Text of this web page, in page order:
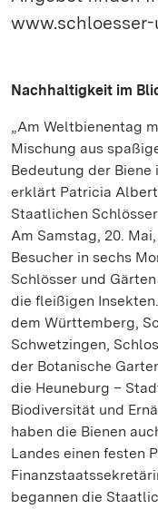
Nachhaltigkeit im
„Am Weltbienentag
Mischung aus
Bedeutung der Biene
erklärt Patricia
Staatlichen
Am Samstag, 20.
Besucher in sechs
Schlösser und
die fleißigen
dem Württemberg,
Schwetzingen,
der Botanische
die Heuneburg –
Biodiversität und
haben die Bienen
Landes einen festen
begannen die